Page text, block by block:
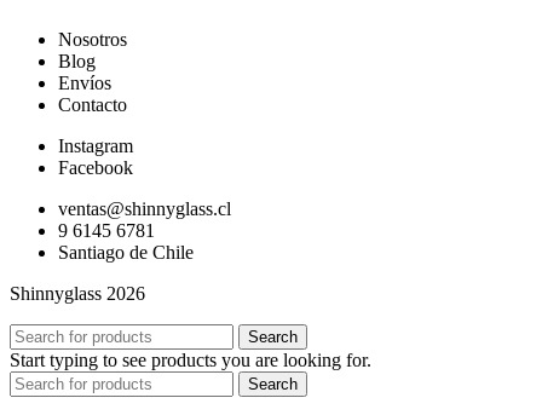
Nosotros
Blog
Envíos
Contacto
Instagram
Facebook
ventas@shinnyglass.cl
9 6145 6781
Santiago de Chile
Shinnyglass 2026
Search
Start typing to see products you are looking for.
Search